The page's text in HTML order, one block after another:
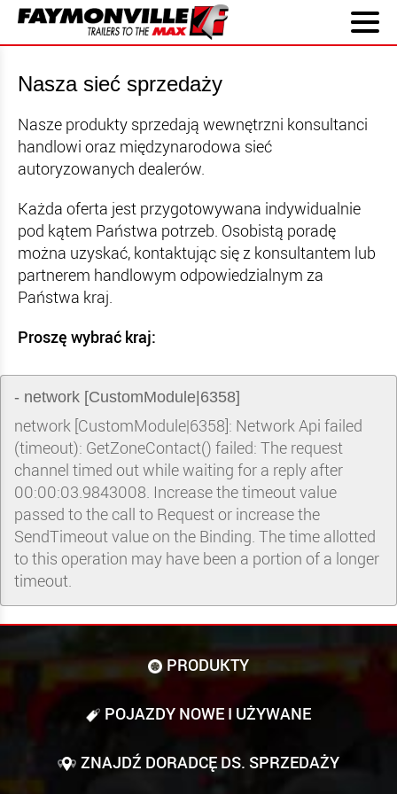
Nasza sieć sprzedaży
Nasze produkty sprzedają wewnętrzni konsultanci
handlowi oraz międzynarodowa sieć
autoryzowanych dealerów.
Każda oferta jest przygotowywana indywidualnie
pod kątem Państwa potrzeb. Osobistą poradę
można uzyskać, kontaktując się z konsultantem lub
partnerem handlowym odpowiedzialnym za
Państwa kraj.
Proszę wybrać kraj:
- network [CustomModule|6358]
network [CustomModule|6358]: Network Api failed
(timeout): GetZoneContact() failed: The request
channel timed out while waiting for a reply after
00:00:03.9843008. Increase the timeout value
passed to the call to Request or increase the
SendTimeout value on the Binding. The time allotted
to this operation may have been a portion of a longer
timeout.
PRODUKTY
POJAZDY NOWE I UŻYWANE
ZNAJDŹ DORADCĘ DS. SPRZEDAŻY